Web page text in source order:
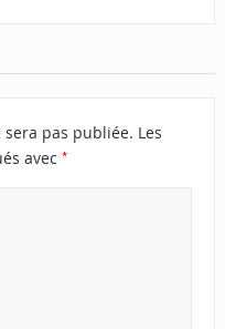
sera pas publiée. Les
avec *